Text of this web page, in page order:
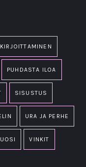
KIRJOITTAMINEN
PUHDASTA ILOA
SISUSTUS
URA JA PERHE
VINKIT